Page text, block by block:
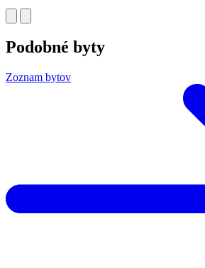
Podobné byty
Zoznam bytov